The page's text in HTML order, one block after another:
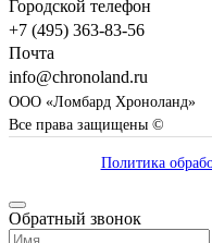
Городской телефон
+7 (495) 363-83-56
Почта
info@chronoland.ru
ООО «Ломбард Хроноланд»
Все права защищены ©
Политика
Обратный звонок